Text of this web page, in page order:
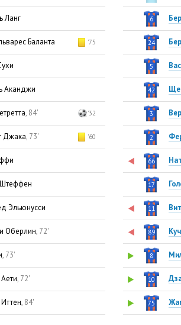
Ланг
Баланта '75
Аканджи
, 84' '32
Джака, 73' '60
Эльюнусси
Оберлин, 72'
, 73'
, 72'
, 84'
6
24
5
42
3
2
66
17
11
89
8
10
75